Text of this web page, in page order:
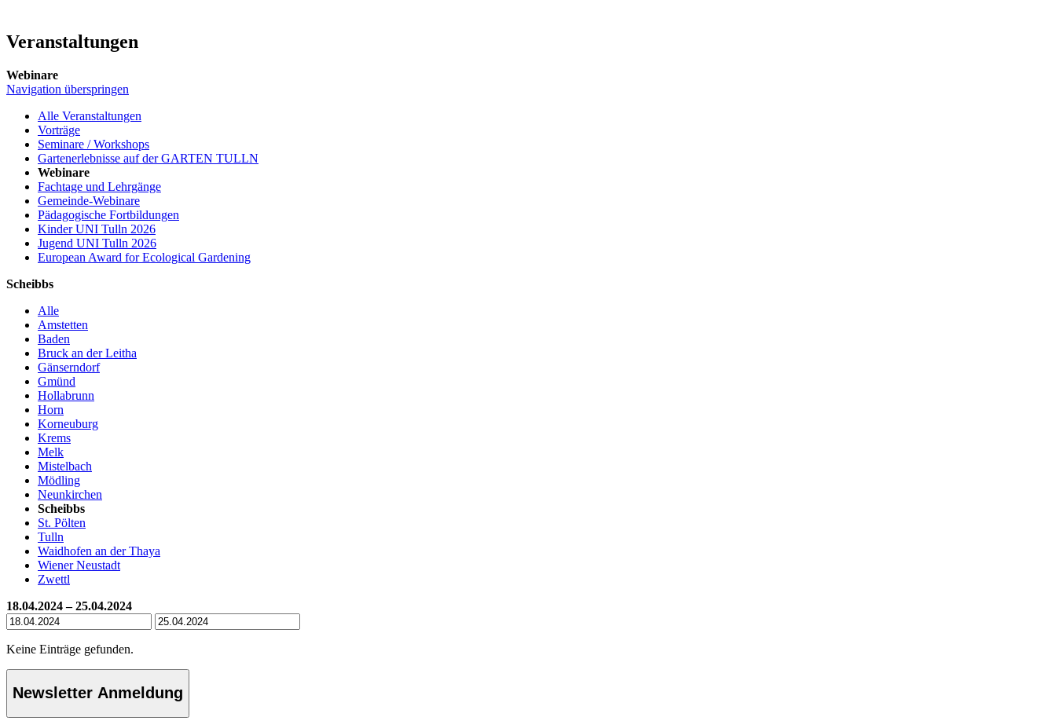
Veranstaltungen
Webinare
Navigation überspringen
Alle Veranstaltungen
Vorträge
Seminare / Workshops
Gartenerlebnisse auf der GARTEN TULLN
Webinare
Fachtage und Lehrgänge
Gemeinde-Webinare
Pädagogische Fortbildungen
Kinder UNI Tulln 2026
Jugend UNI Tulln 2026
European Award for Ecological Gardening
Scheibbs
Alle
Amstetten
Baden
Bruck an der Leitha
Gänserndorf
Gmünd
Hollabrunn
Horn
Korneuburg
Krems
Melk
Mistelbach
Mödling
Neunkirchen
Scheibbs
St. Pölten
Tulln
Waidhofen an der Thaya
Wiener Neustadt
Zwettl
18.04.2024 – 25.04.2024
Keine Einträge gefunden.
Newsletter Anmeldung